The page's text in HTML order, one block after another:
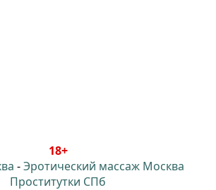
18+
-Эротический массаж Москва
Проститутки СПб